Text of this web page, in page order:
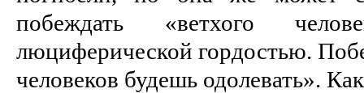
побеждать «ветхого
люциферической гордостью.
человеков будешь одолевать».